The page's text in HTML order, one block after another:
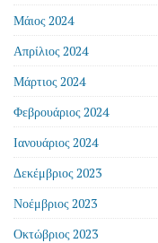
Μάιος 2024
Απρίλιος 2024
Μάρτιος 2024
Φεβρουάριος 2024
Ιανουάριος 2024
Δεκέμβριος 2023
Νοέμβριος 2023
Οκτώβριος 2023